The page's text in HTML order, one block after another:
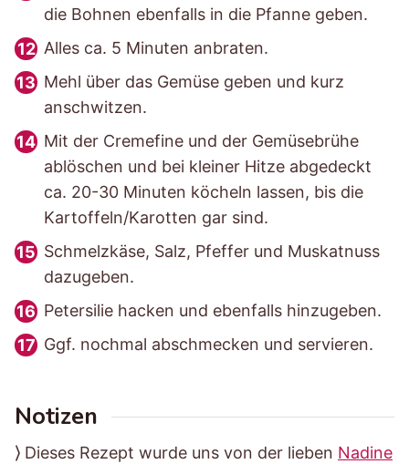
die Bohnen ebenfalls in die Pfanne geben.
Alles ca. 5 Minuten anbraten.
Mehl über das Gemüse geben und kurz
anschwitzen.
Mit der Cremefine und der Gemüsebrühe
ablöschen und bei kleiner Hitze abgedeckt
ca. 20-30 Minuten köcheln lassen, bis die
Kartoffeln/Karotten gar sind.
Schmelzkäse, Salz, Pfeffer und Muskatnuss
dazugeben.
Petersilie hacken und ebenfalls hinzugeben.
Ggf. nochmal abschmecken und servieren.
Notizen
⟩ Dieses Rezept wurde uns von der lieben Nadine